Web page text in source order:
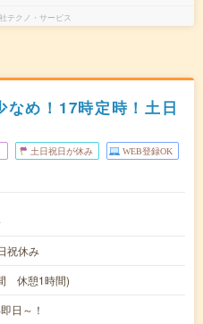
テクノ・サービス
なめ！17時定時！土日
土日祝日が休み WEB登録OK
祝休み
休憩1時間)
日～！